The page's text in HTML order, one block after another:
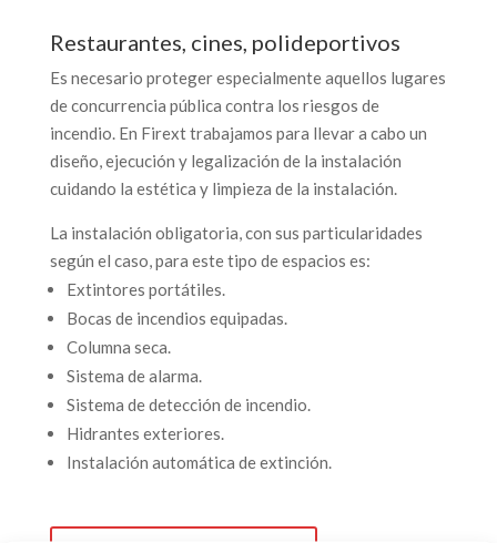
Restaurantes, cines, polideportivos
Es necesario proteger especialmente aquellos lugares
de concurrencia pública contra los riesgos de
incendio. En Firext trabajamos para llevar a cabo un
diseño, ejecución y legalización de la instalación
cuidando la estética y limpieza de la instalación.
La instalación obligatoria, con sus particularidades
según el caso, para este tipo de espacios es:
Extintores portátiles.
Bocas de incendios equipadas.
Columna seca.
Sistema de alarma.
Sistema de detección de incendio.
Hidrantes exteriores.
Instalación automática de extinción.